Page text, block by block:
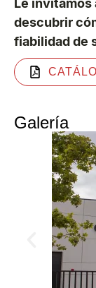
Le
descubrir
fiabilidad de
Galería